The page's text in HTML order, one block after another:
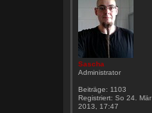
Sascha
Administrator
Beiträge: 1103
Registriert: So 24. Mär
2013, 17:47